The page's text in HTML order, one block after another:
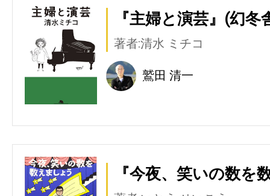
『主婦と演芸』(幻冬
著者:清水 ミチコ
鷲田 清一
『今夜、笑いの数を